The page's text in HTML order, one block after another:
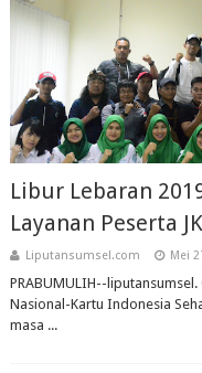
Libur Lebaran
Layanan Peserta
Liputansumsel.com Mei
PRABUMULIH--
Nasional-Kartu Indonesia
masa ...